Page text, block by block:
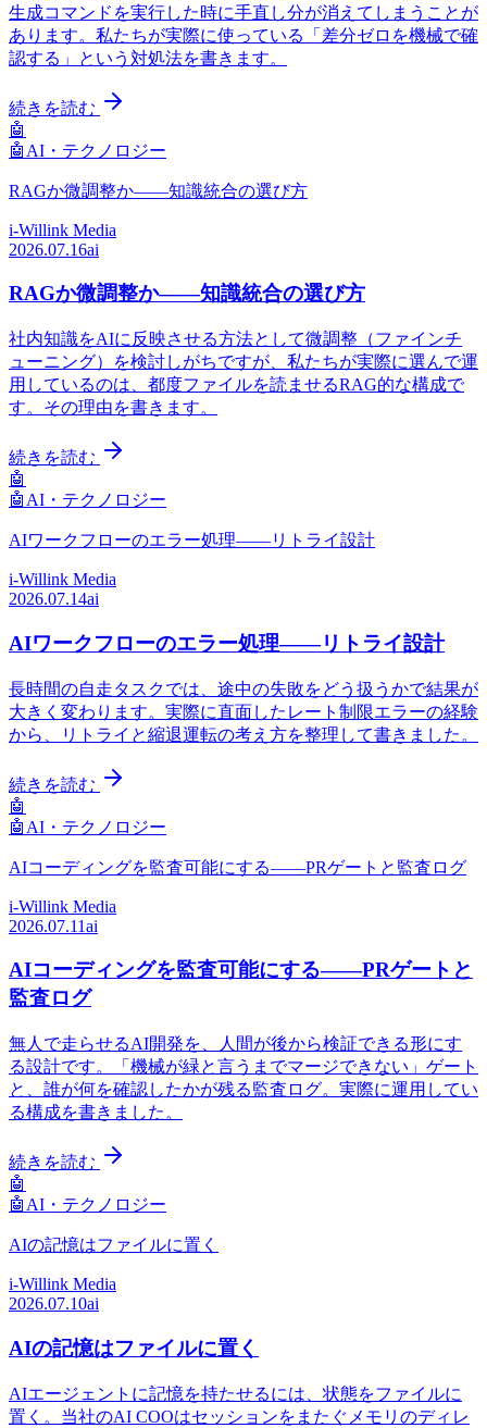
生成コマンドを実行した時に手直し分が消えてしまうことが
あります。私たちが実際に使っている「差分ゼロを機械で確
認する」という対処法を書きます。
続きを読む
🤖
🤖 AI・テクノロジー
RAGか微調整か——知識統合の選び方
i-Willink Media
2026.07.16ai
RAGか微調整か——知識統合の選び方
社内知識をAIに反映させる方法として微調整（ファインチ
ューニング）を検討しがちですが、私たちが実際に選んで運
用しているのは、都度ファイルを読ませるRAG的な構成で
す。その理由を書きます。
続きを読む
🤖
🤖 AI・テクノロジー
AIワークフローのエラー処理——リトライ設計
i-Willink Media
2026.07.14ai
AIワークフローのエラー処理——リトライ設計
長時間の自走タスクでは、途中の失敗をどう扱うかで結果が
大きく変わります。実際に直面したレート制限エラーの経験
から、リトライと縮退運転の考え方を整理して書きました。
続きを読む
🤖
🤖 AI・テクノロジー
AIコーディングを監査可能にする——PRゲートと監査ログ
i-Willink Media
2026.07.11ai
AIコーディングを監査可能にする——PRゲートと
監査ログ
無人で走らせるAI開発を、人間が後から検証できる形にす
る設計です。「機械が緑と言うまでマージできない」ゲート
と、誰が何を確認したかが残る監査ログ。実際に運用してい
る構成を書きました。
続きを読む
🤖
🤖 AI・テクノロジー
AIの記憶はファイルに置く
i-Willink Media
2026.07.10ai
AIの記憶はファイルに置く
AIエージェントに記憶を持たせるには、状態をファイルに
置く。当社のAI COOはセッションをまたぐメモリのディレ